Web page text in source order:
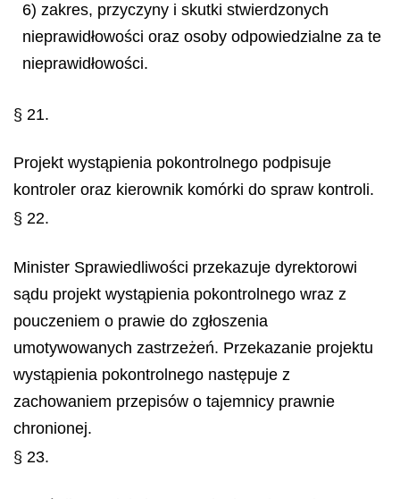
6) zakres, przyczyny i skutki stwierdzonych
nieprawidłowości oraz osoby odpowiedzialne za te
nieprawidłowości.
§ 21.
Projekt wystąpienia pokontrolnego podpisuje
kontroler oraz kierownik komórki do spraw kontroli.
§ 22.
Minister Sprawiedliwości przekazuje dyrektorowi
sądu projekt wystąpienia pokontrolnego wraz z
pouczeniem o prawie do zgłoszenia
umotywowanych zastrzeżeń. Przekazanie projektu
wystąpienia pokontrolnego następuje z
zachowaniem przepisów o tajemnicy prawnie
chronionej.
§ 23.